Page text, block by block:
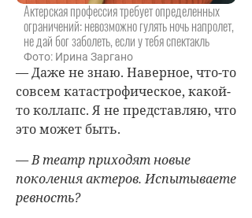
Актерская профессия требует определенных
ограничений: невозможно гулять ночь напролет,
не дай бог заболеть, если у тебя спектакль
Фото: Ирина Заргано
— Даже не знаю. Наверное, что-то
совсем катастрофическое, какой-
то коллапс. Я не представляю, что
это может быть.
— В театр приходят новые
поколения актеров. Испытываете
ревность?